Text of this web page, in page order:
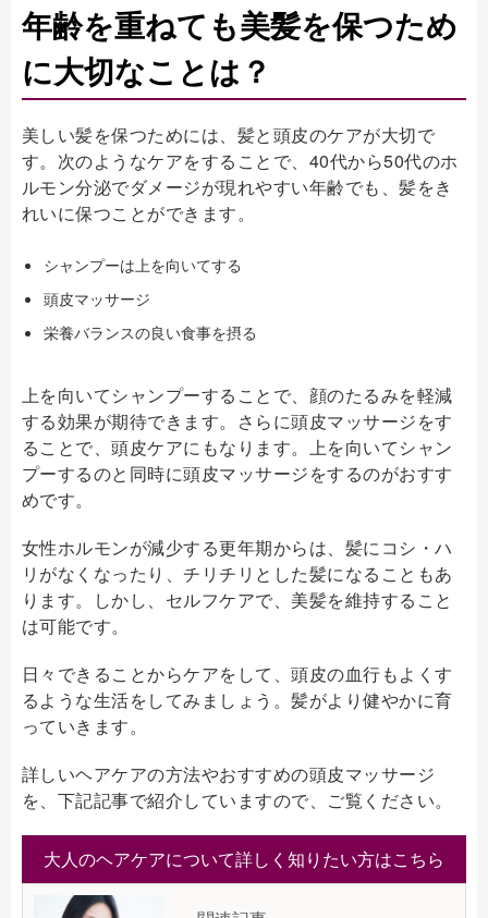
年齢を重ねても美髪を保つため
に大切なことは？
美しい髪を保つためには、髪と頭皮のケアが大切で
す。次のようなケアをすることで、40代から50代のホ
ルモン分泌でダメージが現れやすい年齢でも、髪をき
れいに保つことができます。
シャンプーは上を向いてする
頭皮マッサージ
栄養バランスの良い食事を摂る
上を向いてシャンプーすることで、顔のたるみを軽減
する効果が期待できます。さらに頭皮マッサージをす
ることで、頭皮ケアにもなります。上を向いてシャン
プーするのと同時に頭皮マッサージをするのがおすす
めです。
女性ホルモンが減少する更年期からは、髪にコシ・ハ
リがなくなったり、チリチリとした髪になることもあ
ります。しかし、セルフケアで、美髪を維持すること
は可能です。
日々できることからケアをして、頭皮の血行もよくす
るような生活をしてみましょう。髪がより健やかに育
っていきます。
詳しいヘアケアの方法やおすすめの頭皮マッサージ
を、下記記事で紹介していますので、ご覧ください。
大人のヘアケアについて詳しく知りたい方はこちら